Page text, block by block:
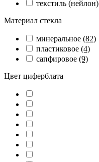
текстиль (нейлон)
Материал стекла
минеральное (82)
пластиковое (4)
сапфировое (9)
Цвет циферблата